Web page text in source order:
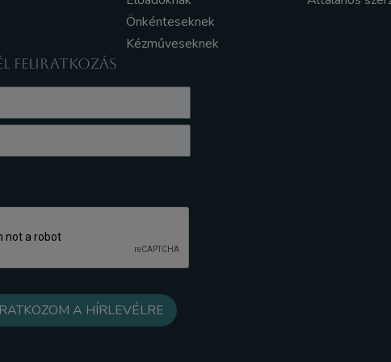
Önkénteseknek
Kézműveseknek
FELIRATKOZÁS